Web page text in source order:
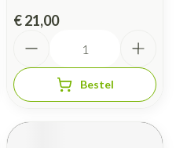
€ 21,00
Bestel